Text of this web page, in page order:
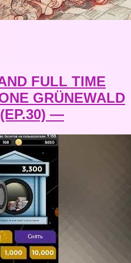
FULL TIME
GRÜNEWALD
—